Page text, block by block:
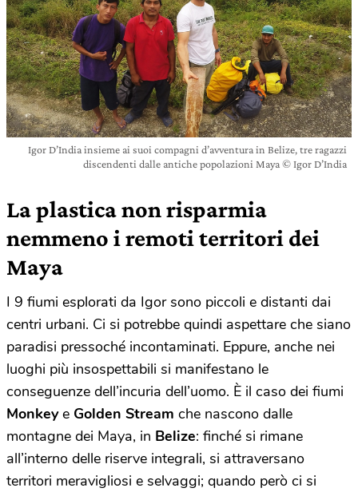
Igor D’India insieme ai suoi compagni d’avventura in Belize, tre ragazzi
discendenti dalle antiche popolazioni Maya © Igor D’India
La plastica non risparmia
nemmeno i remoti territori dei
Maya
I 9 fiumi esplorati da Igor sono piccoli e distanti dai
centri urbani. Ci si potrebbe quindi aspettare che siano
paradisi pressoché incontaminati. Eppure, anche nei
luoghi più insospettabili si manifestano le
conseguenze dell’incuria dell’uomo. È il caso dei fiumi
Monkeye Golden Stream che nascono dalle
montagne dei Maya, in Belize: finché si rimane
all’interno delle riserve integrali, si attraversano
territori meravigliosi e selvaggi; quando però ci si